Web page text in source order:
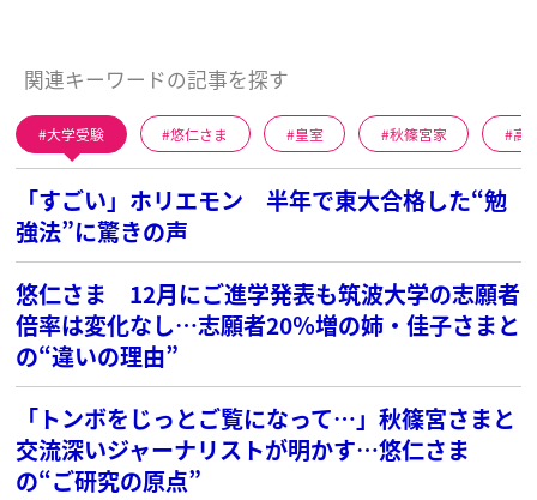
関連キーワードの記事を探す
大学受験 悠仁さま 皇室 秋篠宮家 高
「すごい」ホリエモン 半年で東大合格した“勉
強法”に驚きの声
悠仁さま 12月にご進学発表も筑波大学の志願者
倍率は変化なし…志願者20％増の姉・佳子さまと
の“違いの理由”
「トンボをじっとご覧になって…」秋篠宮さまと
交流深いジャーナリストが明かす…悠仁さま
の“ご研究の原点”